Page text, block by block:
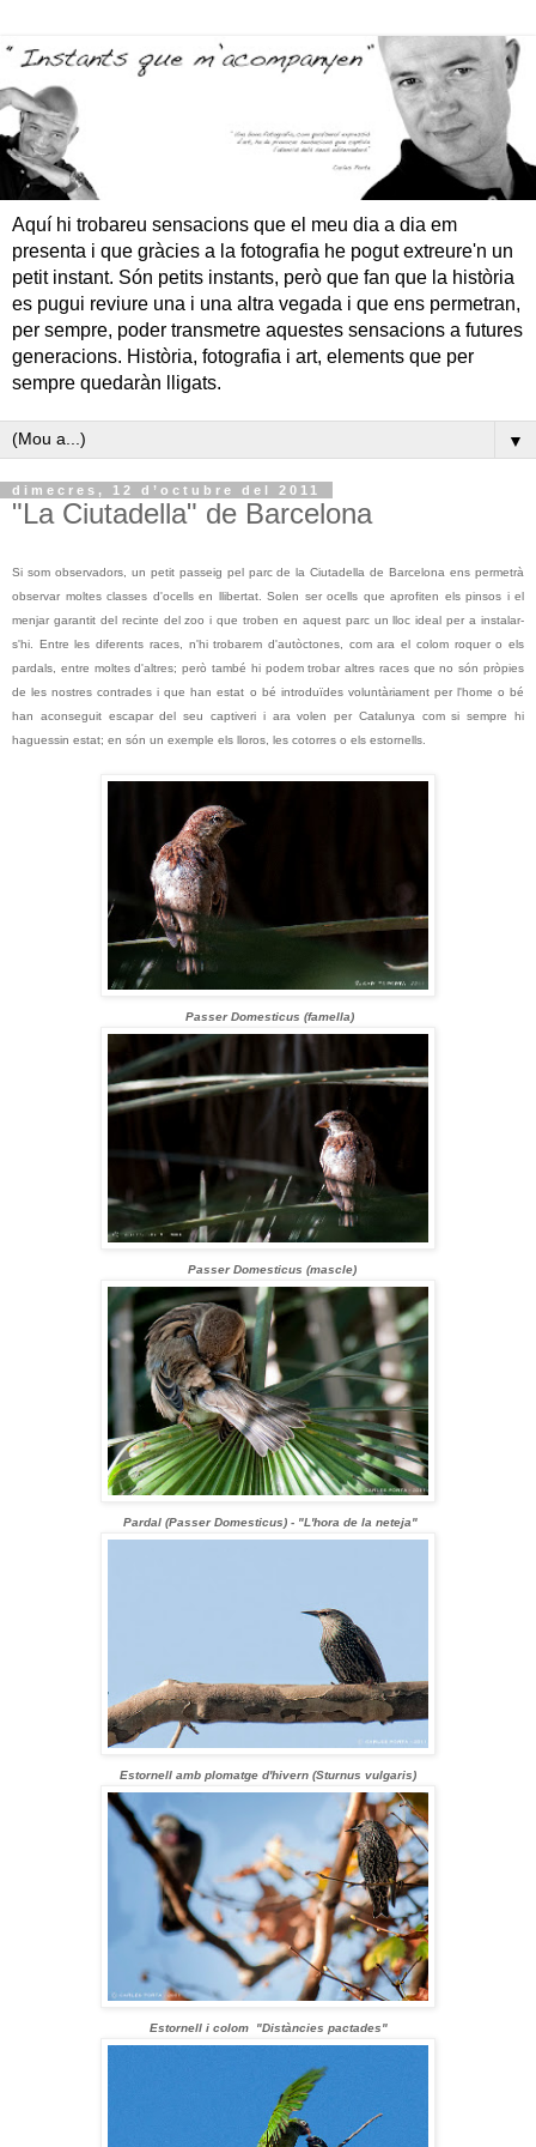
Aquí hi trobareu sensacions que el meu dia a dia em
presenta i que gràcies a la fotografia he pogut extreure'n un
petit instant. Són petits instants, però que fan que la història
es pugui reviure una i una altra vegada i que ens permetran,
per sempre, poder transmetre aquestes sensacions a futures
generacions. Història, fotografia i art, elements que per
sempre quedaràn lligats.
▼
dimecres, 12 d’octubre del 2011
"La Ciutadella" de Barcelona
Si som observadors, un petit passeig pel parc de la Ciutadella de Barcelona ens permetrà
observar moltes classes d'ocells en llibertat. Solen ser ocells que aprofiten els pinsos i el
menjar garantit del recinte del zoo i que troben en aquest parc un lloc ideal per a instalar-
s'hi. Entre les diferents races, n'hi trobarem d'autòctones, com ara el colom roquer o els
pardals, entre moltes d'altres; però també hi podem trobar altres races que no són pròpies
de les nostres contrades i que han estat o bé introduïdes voluntàriament per l'home o bé
han aconseguit escapar del seu captiveri i ara volen per Catalunya com si sempre hi
haguessin estat; en són un exemple els lloros, les cotorres o els estornells.
Passer Domesticus (famella)
Passer Domesticus (mascle)
Pardal (Passer Domesticus) - "L'hora de la neteja"
Estornell amb plomatge d'hivern (Sturnus vulgaris)
Estornell i colom "Distàncies pactades"